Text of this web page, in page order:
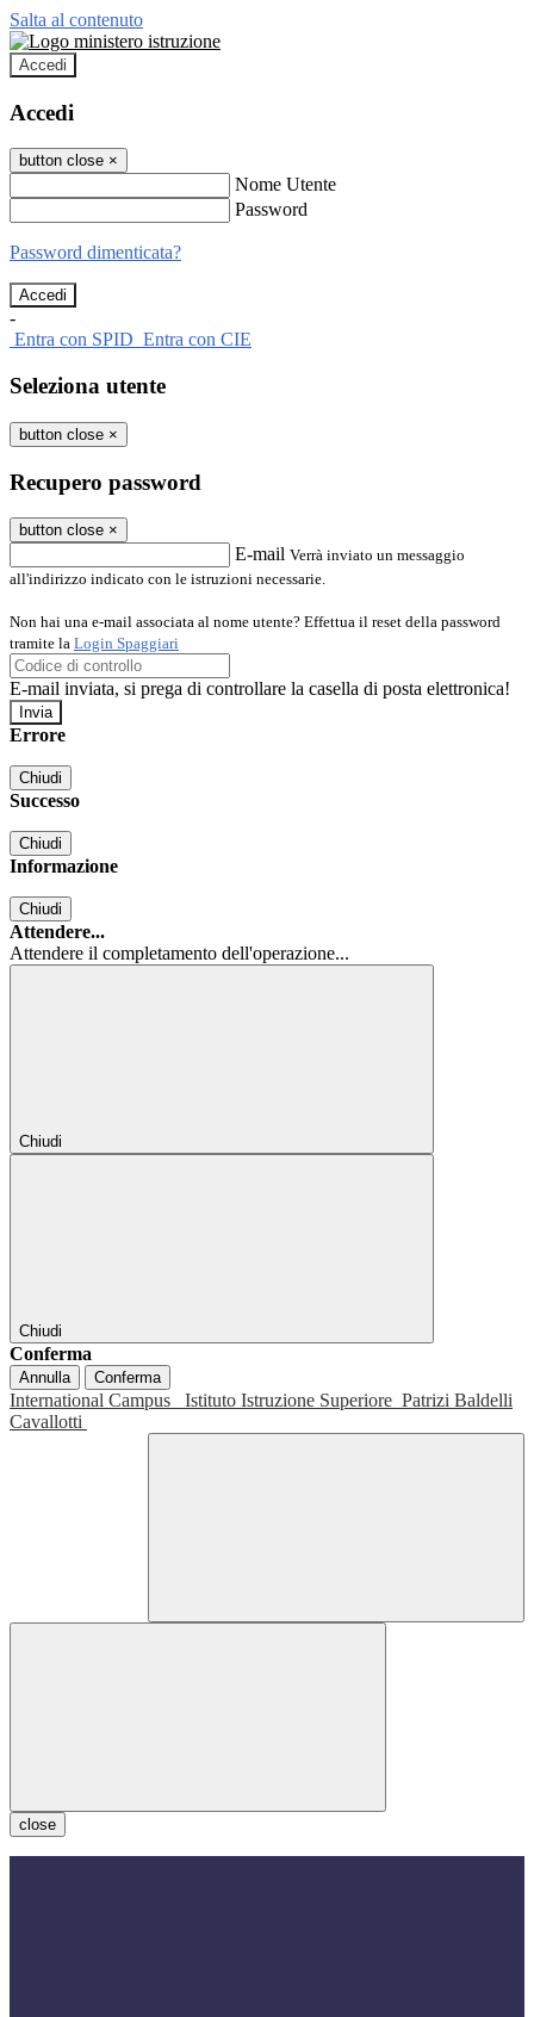
Salta al contenuto
Accedi
Accedi
button close ×
Nome Utente
Password
Password dimenticata?
-
Entra con SPID Entra con CIE
Seleziona utente
button close ×
Recupero password
button close ×
E-mail Verrà inviato un messaggio
all'indirizzo indicato con le istruzioni necessarie.
Non hai una e-mail associata al nome utente? Effettua il reset della password
tramite la Login Spaggiari
E-mail inviata, si prega di controllare la casella di posta elettronica!
Errore
Chiudi
Successo
Chiudi
Informazione
Chiudi
Attendere...
Attendere il completamento dell'operazione...
Chiudi
Chiudi
Conferma
Annulla Conferma
International Campus Istituto Istruzione Superiore Patrizi Baldelli
Cavallotti
close